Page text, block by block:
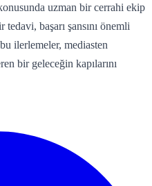
uzman bir cerrahi ekip
başarı şansını önemli
ilerlemeler, mediasten
bir geleceğin kapılarını